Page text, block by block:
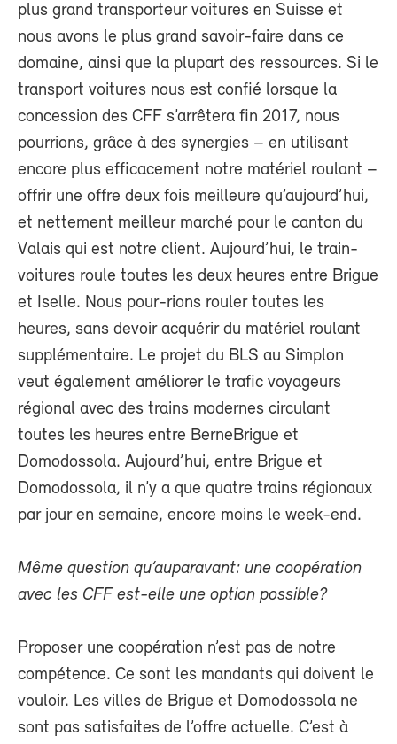
plus grand transporteur voitures en Suisse et
nous avons le plus grand savoir-faire dans ce
domaine, ainsi que la plupart des ressources. Si le
transport voitures nous est confié lorsque la
concession des CFF s’arrêtera fin 2017, nous
pourrions, grâce à des synergies – en utilisant
encore plus efficacement notre matériel roulant –
offrir une offre deux fois meilleure qu’aujourd’hui,
et nettement meilleur marché pour le canton du
Valais qui est notre client. Aujourd’hui, le train-
voitures roule toutes les deux heures entre Brigue
et Iselle. Nous pour-rions rouler toutes les
heures, sans devoir acquérir du matériel roulant
supplémentaire. Le projet du BLS au Simplon
veut également améliorer le trafic voyageurs
régional avec des trains modernes circulant
toutes les heures entre BerneBrigue et
Domodossola. Aujourd’hui, entre Brigue et
Domodossola, il n’y a que quatre trains régionaux
par jour en semaine, encore moins le week-end.
Même question qu’auparavant: une coopération
avec les CFF est-elle une option possible?
Proposer une coopération n’est pas de notre
compétence. Ce sont les mandants qui doivent le
vouloir. Les villes de Brigue et Domodossola ne
sont pas satisfaites de l’offre actuelle. C’est à